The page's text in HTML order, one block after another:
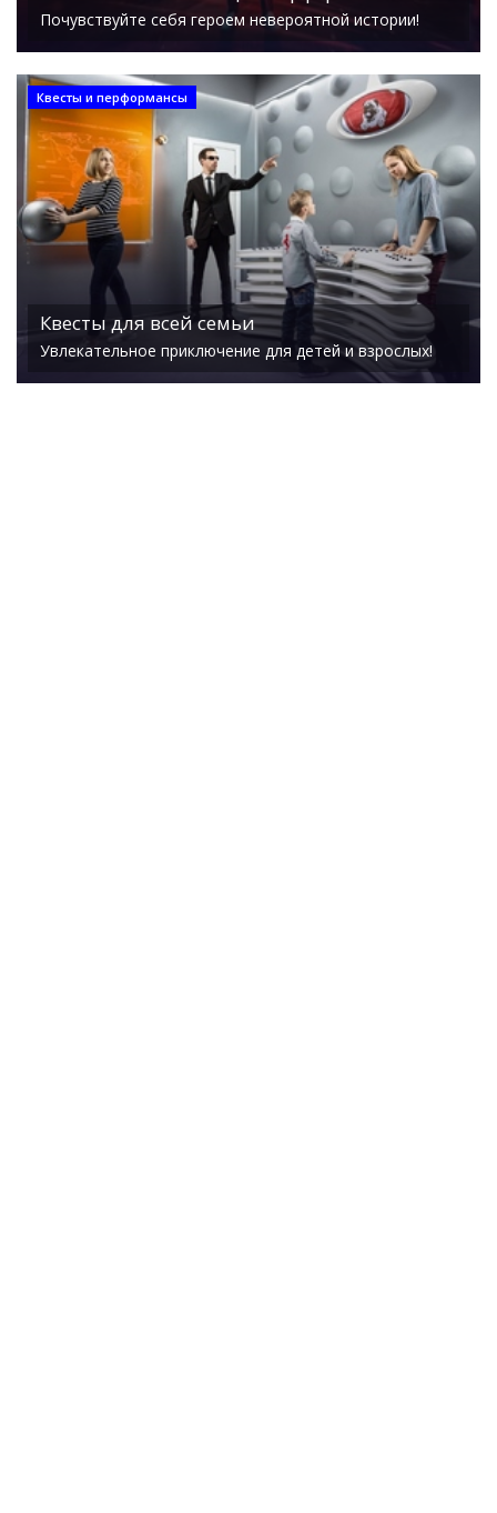
Почувствуйте себя героем невероятной истории!
Квесты и перформансы
Квесты для всей семьи
Увлекательное приключение для детей и взрослых!